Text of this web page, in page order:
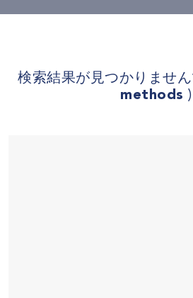
検索結果が見つかりませ
methods